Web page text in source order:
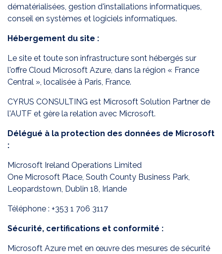
dématérialisées, gestion d'installations informatiques,
conseil en systèmes et logiciels informatiques.
Hébergement du site :
Le site et toute son infrastructure sont hébergés sur
l'offre Cloud Microsoft Azure, dans la région « France
Central », localisée à Paris, France.
CYRUS CONSULTING est Microsoft Solution Partner de
l'AUTF et gère la relation avec Microsoft.
Délégué à la protection des données de Microsoft
:
Microsoft Ireland Operations Limited
One Microsoft Place, South County Business Park,
Leopardstown, Dublin 18, Irlande
Téléphone : +353 1 706 3117
Sécurité, certifications et conformité :
Microsoft Azure met en œuvre des mesures de sécurité